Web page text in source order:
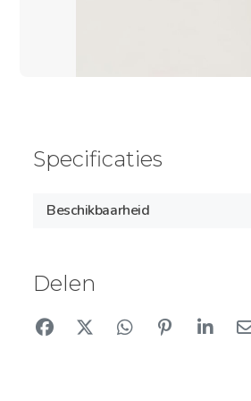
Specificaties
Beschikbaarheid
Delen